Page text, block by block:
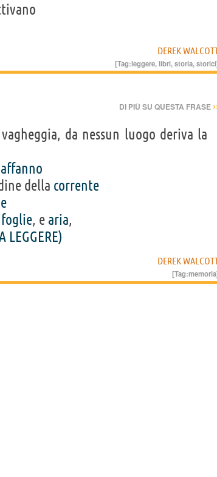
DEREK
[Tag:leggere,libri,storia,storici
DI PIÙ SU QUESTA FRASE
da nessun luogo deriva la
affanno
della corrente
foglie, e aria,
LEGGERE)
DEREK
[Tag:memoria